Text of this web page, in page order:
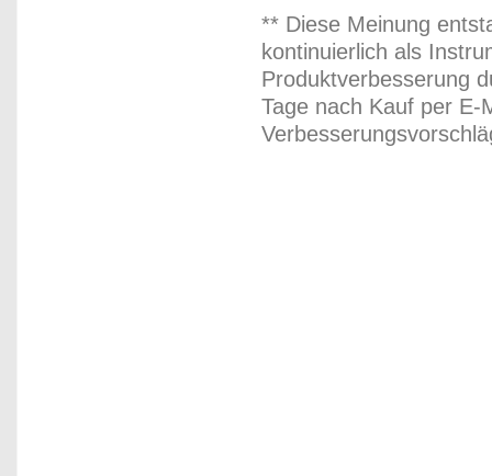
** Diese Meinung
kontinuierlich als
Produktverbesserung
Tage nach Kauf per E-